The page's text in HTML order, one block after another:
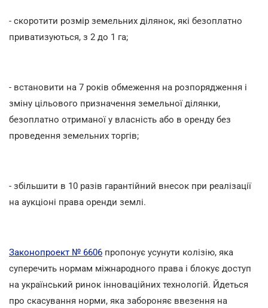
- скоротити розмір земельних ділянок, які безоплатно
приватизуються, з 2 до 1 га;
- встановити на 7 років обмеження на розпорядження і
зміну цільового призначення земельної ділянки,
безоплатно отриманої у власність або в оренду без
проведення земельних торгів;
- збільшити в 10 разів гарантійний внесок при реалізації
на аукціоні права оренди землі.
Законопроект № 6606 пропонує усунути колізію, яка
суперечить нормам міжнародного права і блокує доступ
на український ринок інноваційних технологій. Йдеться
про скасування норми, яка забороняє ввезення на